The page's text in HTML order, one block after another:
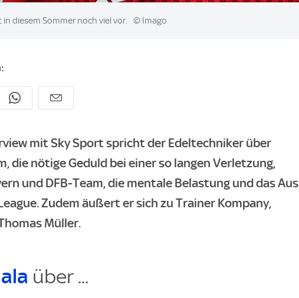
diesem Sommer noch viel vor. © Imago
mit Sky Sport spricht der Edeltechniker über
die nötige Geduld bei einer so langen Verletzung,
und DFB-Team, die mentale Belastung und das Aus
Zudem äußert er sich zu Trainer Kompany,
Müller.
über ...